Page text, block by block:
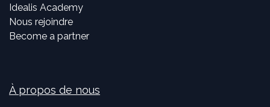
Idealis Academy
Nous rejoindre
Become a partner
À propos de nous